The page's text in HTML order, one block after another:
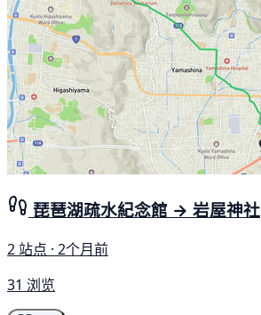
琵琶湖疏水紀念館 → 岩屋神社
2 站点 · 2个月前
31 浏览